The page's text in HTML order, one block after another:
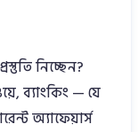
নিচ্ছেন?
ব্যাংকিং — যে
অ্যাফেয়ার্স